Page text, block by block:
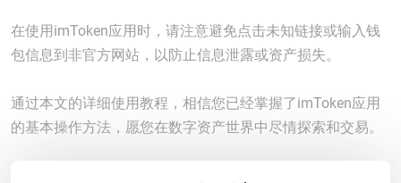
在使用imToken应用时，请注意避免点击未知链接或输入钱
包信息到非官方网站，以防止信息泄露或资产损失。
通过本文的详细使用教程，相信您已经掌握了imToken应用
的基本操作方法，愿您在数字资产世界中尽情探索和交易。